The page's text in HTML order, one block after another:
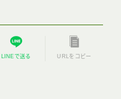
LINEで送る URLをコピー